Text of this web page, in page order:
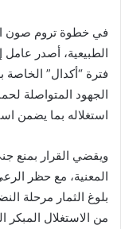
في خطوة تروم صون
الطبيعية، أصدر عامل
الجهود المتواصلة
استغلاله بما يضمن
ويقضي القرار بمنع
المعنية، مع حظر
بلوغ الثمار مرحلة
من الاستغلال المبكر